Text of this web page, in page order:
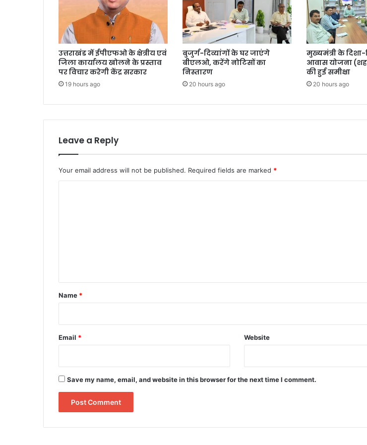
उत्तराखंड में ईपीएफओ के क्षेत्रीय एवं
जिला कार्यालय खोलने के प्रस्ताव
पर विचार करेगी केंद्र सरकार
19 hours ago
बुजुर्ग-दिव्यांगों के घर जाएंगे
बीएलओ, करेंगे नोटिसों का
निस्तारण
20 hours ago
मुख्यमंत्री के दिशा-
आवास योजना
की हुई समीक्षा
20 hours ago
Leave a Reply
Your email address will not be published. Required fields are marked *
*
Name *
Email * Website
Save my name, email, and website in this browser for the next time I comment.